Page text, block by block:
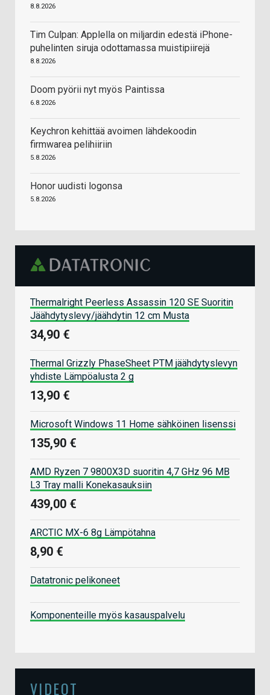
8.8.2026
Tim Culpan: Applella on miljardin edestä iPhone-
puhelinten siruja odottamassa muistipiirejä
8.8.2026
Doom pyörii nyt myös Paintissa
6.8.2026
Keychron kehittää avoimen lähdekoodin
firmwarea pelihiiriin
5.8.2026
Honor uudisti logonsa
5.8.2026
Thermalright Peerless Assassin 120 SE Suoritin
Jäähdytyslevy/jäähdytin 12 cm Musta
34,90 €
Thermal Grizzly PhaseSheet PTM jäähdytyslevyn
yhdiste Lämpöalusta 2 g
13,90 €
Microsoft Windows 11 Home sähköinen lisenssi
135,90 €
AMD Ryzen 7 9800X3D suoritin 4,7 GHz 96 MB
L3 Tray malli Konekasauksiin
439,00 €
ARCTIC MX-6 8g Lämpötahna
8,90 €
Datatronic pelikoneet
Komponenteille myös kasauspalvelu
VIDEOT